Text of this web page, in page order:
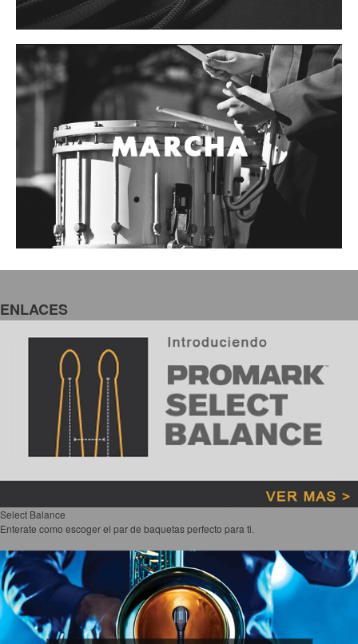
Select Balance
Enterate como escoger el par de baquetas perfecto para ti.
¿Alguna vez ta has preguntado cuál es la mejor manera de captar un saxofón?
Lee este interesante Post!
Pedal Tube Drive de XVIVE